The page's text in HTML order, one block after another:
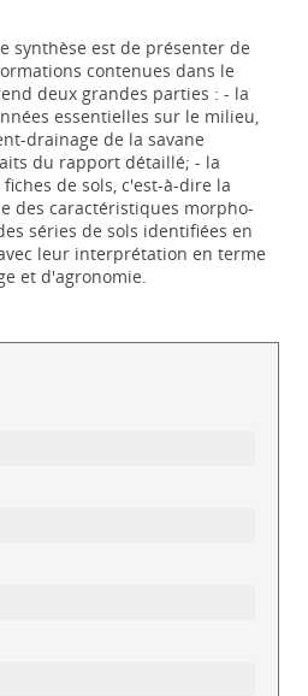
synthèse est de présenter de
contenues dans le
deux grandes parties : - la
essentielles sur le milieu,
drainage de la savane
du rapport détaillé; - la
de sols, c'est-à-dire la
des caractéristiques morpho-
séries de sols identifiées en
leur interprétation en terme
et d'agronomie.